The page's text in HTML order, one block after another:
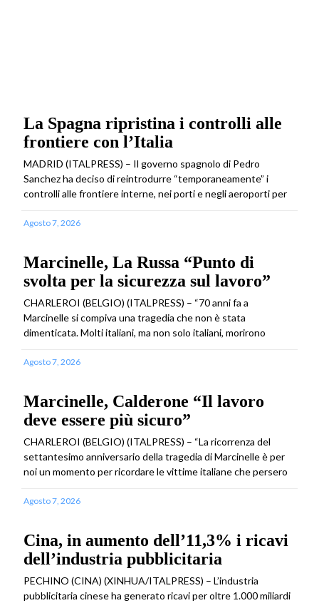
La Spagna ripristina i controlli alle
frontiere con l’Italia
MADRID (ITALPRESS) – Il governo spagnolo di Pedro
Sanchez ha deciso di reintrodurre “temporaneamente” i
controlli alle frontiere interne, nei porti e negli aeroporti per
Agosto 7, 2026
Marcinelle, La Russa “Punto di
svolta per la sicurezza sul lavoro”
CHARLEROI (BELGIO) (ITALPRESS) – “70 anni fa a
Marcinelle si compiva una tragedia che non è stata
dimenticata. Molti italiani, ma non solo italiani, morirono
Agosto 7, 2026
Marcinelle, Calderone “Il lavoro
deve essere più sicuro”
CHARLEROI (BELGIO) (ITALPRESS) – “La ricorrenza del
settantesimo anniversario della tragedia di Marcinelle è per
noi un momento per ricordare le vittime italiane che persero
Agosto 7, 2026
Cina, in aumento dell’11,3% i ricavi
dell’industria pubblicitaria
PECHINO (CINA) (XINHUA/ITALPRESS) – L’industria
pubblicitaria cinese ha generato ricavi per oltre 1.000 miliardi